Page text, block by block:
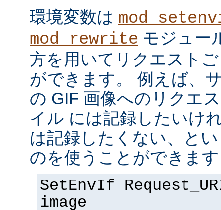
環境変数は
mod_rewrite モジュー
方を用いてリクエスト
ができます。 例えば、
の GIF 画像へのリクエ
イル には記録したいけ
は記録したくない、と
のを使うことができま
SetEnvIf
image